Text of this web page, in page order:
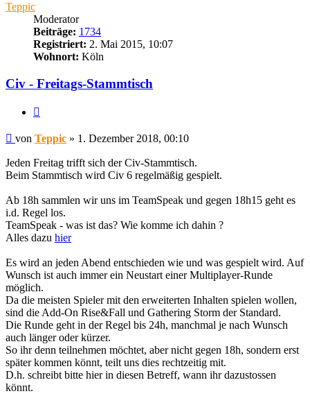
Teppic
Moderator
Beiträge: 1734
Registriert: 2. Mai 2015, 10:07
Wohnort: Köln
Civ - Freitags-Stammtisch
Beitrag
von Teppic » 1. Dezember 2018, 00:10
Jeden Freitag trifft sich der Civ-Stammtisch.
Beim Stammtisch wird Civ 6 regelmäßig gespielt.
Ab 18h sammlen wir uns im TeamSpeak und gegen 18h15 geht es
i.d. Regel los.
TeamSpeak - was ist das? Wie komme ich dahin ?
Alles dazu hier
Es wird an jeden Abend entschieden wie und was gespielt wird. Auf
Wunsch ist auch immer ein Neustart einer Multiplayer-Runde
möglich.
Da die meisten Spieler mit den erweiterten Inhalten spielen wollen,
sind die Add-On Rise&Fall und Gathering Storm der Standard.
Die Runde geht in der Regel bis 24h, manchmal je nach Wunsch
auch länger oder kürzer.
So ihr denn teilnehmen möchtet, aber nicht gegen 18h, sondern erst
später kommen könnt, teilt uns dies rechtzeitig mit.
D.h. schreibt bitte hier in diesen Betreff, wann ihr dazustossen
könnt.